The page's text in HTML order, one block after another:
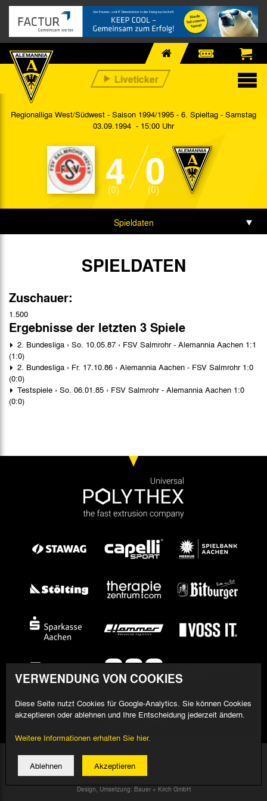
Regionalliga West/Südwest - Saison 1994/1995 - 6. Spieltag - Samstag
03.09.1994 - 15:00 Uhr
4
(0) 0
(0)
Spieldaten
SPIELDATEN
Zuschauer:
1.500
Ergebnisse der letzten 3 Spiele
2. Bundesliga › So. 10.05.87 › FSV Salmrohr - Alemannia Aachen 1:1
(1:0)
2. Bundesliga › Fr. 17.10.86 › Alemannia Aachen - FSV Salmrohr 1:0
(0:0)
Testspiele › So. 06.01.85 › FSV Salmrohr - Alemannia Aachen 1:0
(0:0)
© 2026 Alemannia Aachen - Alle Rechte vorbehalten
Impressum/Datenschutz
Design, Umsetzung: Bauer + Kirch GmbH
VERWENDUNG VON COOKIES
Diese Seite nutzt Cookies für Google-Analytics. Sie können Cookies
akzeptieren oder ablehnen und Ihre Entscheidung jederzeit ändern.
Weitere Informationen erhalten Sie hier.
Ablehnen Akzeptieren